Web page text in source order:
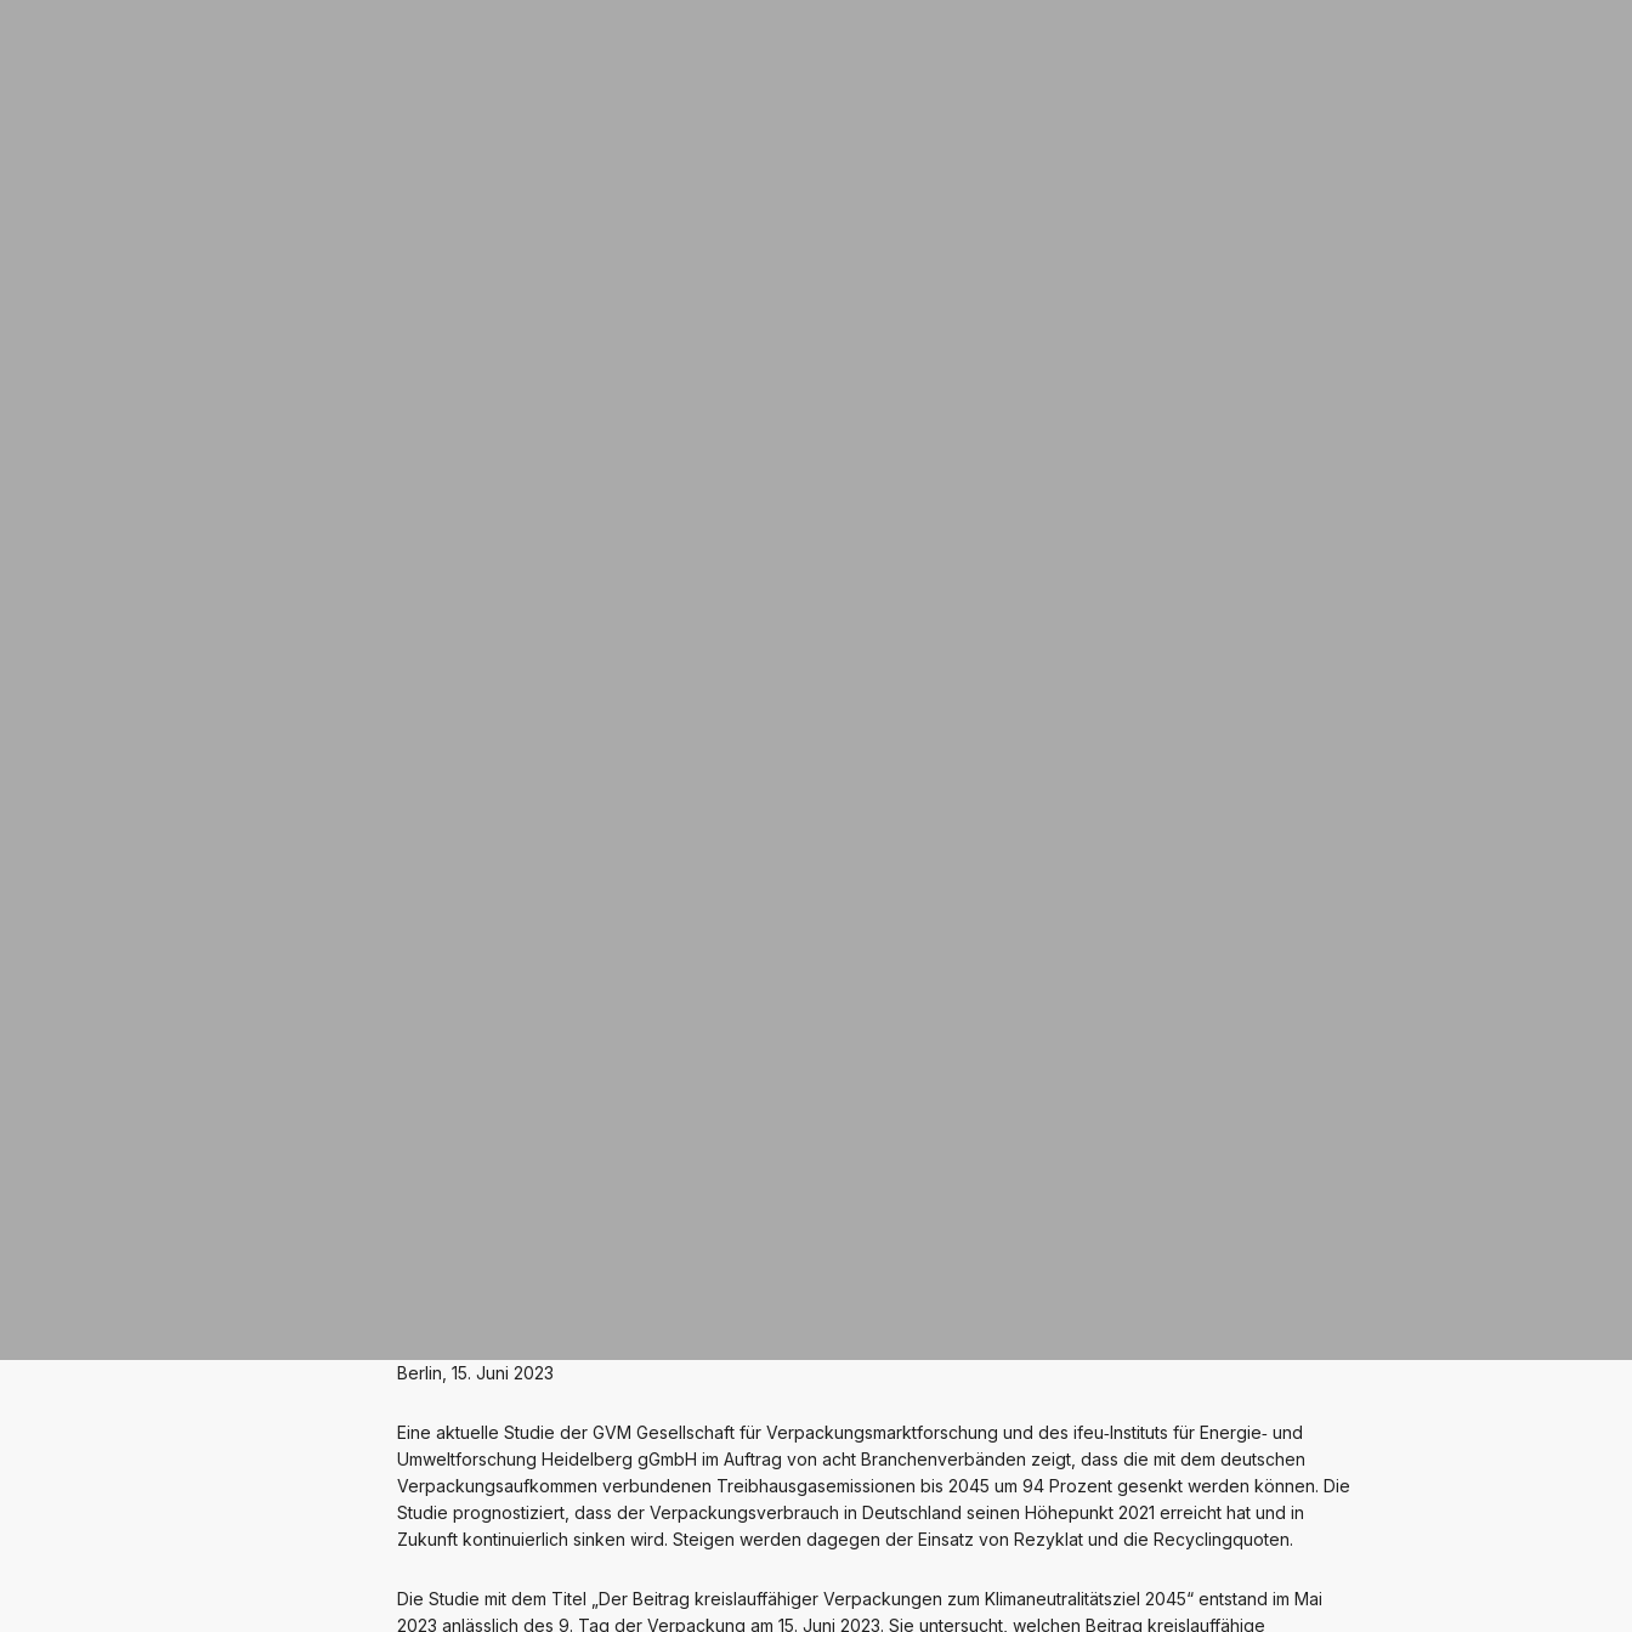
Berlin, 15. Juni 2023
Eine aktuelle Studie der GVM Gesellschaft für Verpackungsmarktforschung und des ifeu‐Instituts für Energie‐ und
Umweltforschung Heidelberg gGmbH im Auftrag von acht Branchenverbänden zeigt, dass die mit dem deutschen
Verpackungsaufkommen verbundenen Treibhausgasemissionen bis 2045 um 94 Prozent gesenkt werden können. Die
Studie prognostiziert, dass der Verpackungsverbrauch in Deutschland seinen Höhepunkt 2021 erreicht hat und in
Zukunft kontinuierlich sinken wird. Steigen werden dagegen der Einsatz von Rezyklat und die Recyclingquoten.
Die Studie mit dem Titel „Der Beitrag kreislauffähiger Verpackungen zum Klimaneutralitätsziel 2045“ entstand im Mai
2023 anlässlich des 9. Tag der Verpackung am 15. Juni 2023. Sie untersucht, welchen Beitrag kreislauffähige